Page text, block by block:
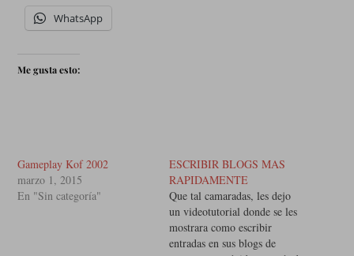
WhatsApp
Me gusta esto:
Gameplay Kof 2002
marzo 1, 2015
En "Sin categoría"
ESCRIBIR BLOGS MAS
RAPIDAMENTE
Que tal camaradas, les dejo
un videotutorial donde se les
mostrara como escribir
entradas en sus blogs de